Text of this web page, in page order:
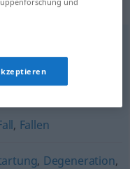
, Fallen
, Degeneration,